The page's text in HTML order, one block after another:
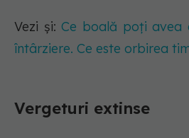
Vezi și:Ce boală poți avea
întârziere. Ce este orbirea
Vergeturi extinse